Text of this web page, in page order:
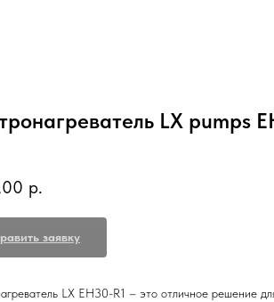
LX pumps
р.
заявку
LX EH30-R1 – это отличное решение